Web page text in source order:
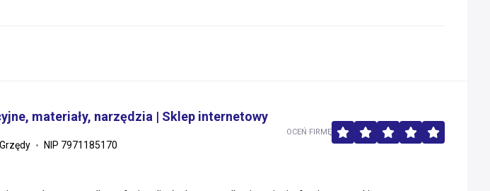
materiały, narzędzia | Sklep internetowy
NIP 7971185170
OCEŃ FIRMĘ